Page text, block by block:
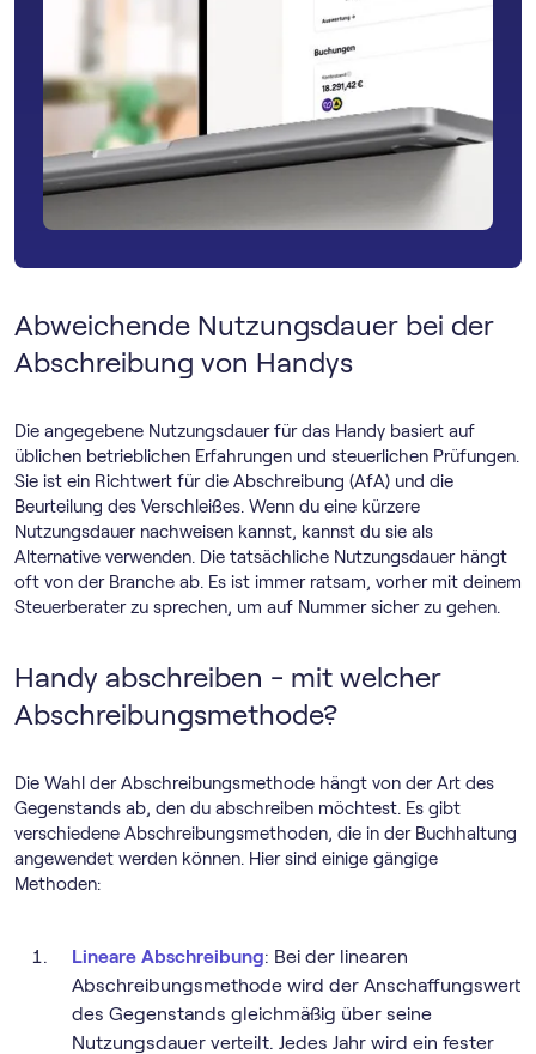
Abweichende Nutzungsdauer bei der
Abschreibung von Handys
Die angegebene Nutzungsdauer für das Handy basiert auf
üblichen betrieblichen Erfahrungen und steuerlichen Prüfungen.
Sie ist ein Richtwert für die Abschreibung (AfA) und die
Beurteilung des Verschleißes. Wenn du eine kürzere
Nutzungsdauer nachweisen kannst, kannst du sie als
Alternative verwenden. Die tatsächliche Nutzungsdauer hängt
oft von der Branche ab. Es ist immer ratsam, vorher mit deinem
Steuerberater zu sprechen, um auf Nummer sicher zu gehen.
Handy abschreiben - mit welcher
Abschreibungsmethode?
Die Wahl der Abschreibungsmethode hängt von der Art des
Gegenstands ab, den du abschreiben möchtest. Es gibt
verschiedene Abschreibungsmethoden, die in der Buchhaltung
angewendet werden können. Hier sind einige gängige
Methoden:
Lineare Abschreibung: Bei der linearen
Abschreibungsmethode wird der Anschaffungswert
des Gegenstands gleichmäßig über seine
Nutzungsdauer verteilt. Jedes Jahr wird ein fester